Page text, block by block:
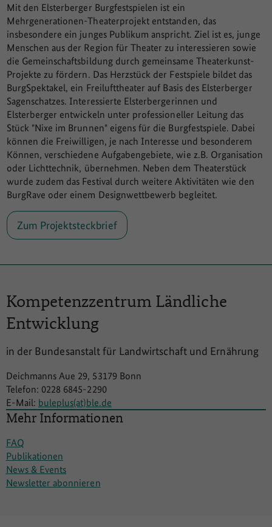
Mit den Elsterberger Burgfestspielen ist ein
Mehrgenerationen-Theaterprojekt entstanden, das
insbesondere ein junges Publikum anspricht. Ziel ist es, junge
Menschen aus der Region für Theater zu interessieren sowie
die Gemeinschaftsbildung durch gemeinsame Theaterkunst-
Projekte zu fördern. Das Herzstück der Festspiele bildet das
BurgSpektakel, ein Freilufttheater auf Basis des Elsterberger
Sagenschatzes. Interessierte Elsterbergerinnen und
Elsterberger entwickeln unter professioneller Leitung das
Stück "Nixe im Brunnen" eigens für die Burgfestspiele. Dabei
können die Freiwilligen, je nach Interesse und besonderem
Können, verschiedene Aufgabengebiete, wie z.B. Organisation
oder Lichttechnik, übernehmen. Neben dem Theaterstück
wurde zudem das Festival durch weitere Aktivitäten wie den
BurgRave oder einem Designwettbewerb begleitet.
Zum Projektsteckbrief
Kompetenzzentrum Ländliche
Entwicklung
in der Bundesanstalt für Landwirtschaft und Ernährung
Deichmanns Aue 29, 53179 Bonn
Telefon: 0228 6845-2290
E-Mail: buleplus(at)ble.de
Mehr Informationen
FAQ
Publikationen
News & Events
Newsletter abonnieren